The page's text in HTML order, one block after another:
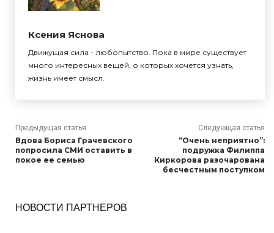
Ксения Яснова
Движущая сила - любопытство. Пока в мире существует
много интересных вещей, о которых хочется узнать,
жизнь имеет смысл.
Предыдущая статья
Вдова Бориса Грачевского
попросила СМИ оставить в
покое ее семью
Следующая статья
“Очень неприятно”:
подружка Филиппа
Киркорова разочарована
бесчестным поступком
НОВОСТИ ПАРТНЕРОВ